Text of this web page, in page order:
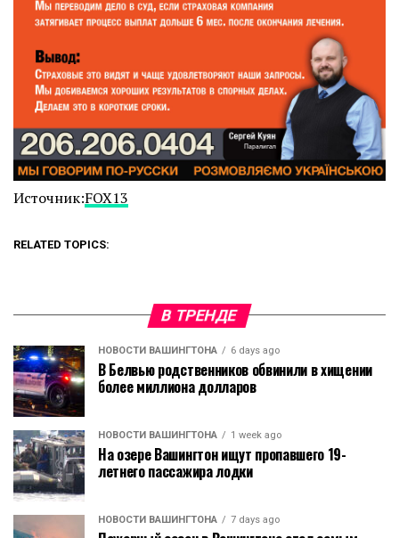
Источник:FOX13
RELATED TOPICS:
В ТРЕНДЕ
НОВОСТИ ВАШИНГТОНА 6 days ago
В Белвью родственников обвинили в хищении
более миллиона долларов
НОВОСТИ ВАШИНГТОНА 1 week ago
На озере Вашингтон ищут пропавшего 19-
летнего пассажира лодки
НОВОСТИ ВАШИНГТОНА 7 days ago